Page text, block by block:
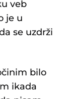
veb
je u
se uzdrži
bilo
ikada